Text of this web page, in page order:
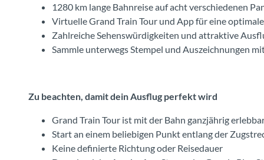
1280 km lange Bahnreise auf acht verschiedenen
Virtuelle Grand Train Tour und App für eine
Zahlreiche Sehenswürdigkeiten und attraktive
Sammle unterwegs Stempel und Auszeichnungen
Zu beachten, damit dein Ausflug perfekt wird
Grand Train Tour ist mit der Bahn ganzjährig
Start an einem beliebigen Punkt entlang der
Keine definierte Richtung oder Reisedauer